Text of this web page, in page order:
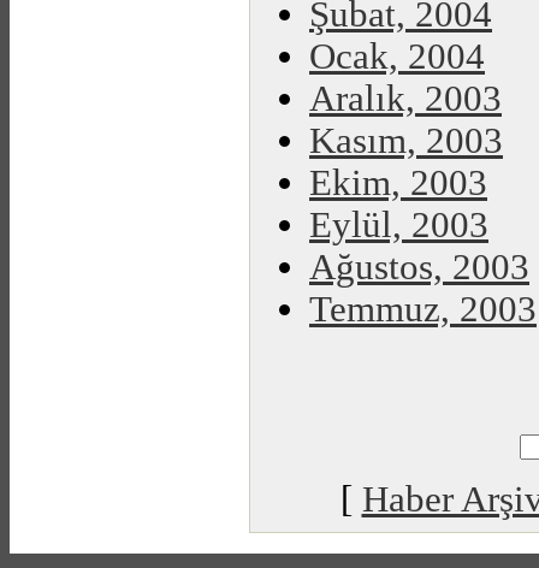
Şubat, 2004
Ocak, 2004
Aralık, 2003
Kasım, 2003
Ekim, 2003
Eylül, 2003
Ağustos, 2003
Temmuz, 2003
[ Haber